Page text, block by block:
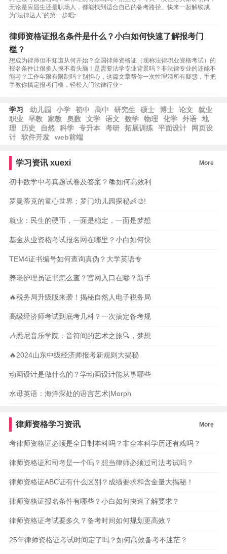
无论是应届生还是职场人，都能找到适合自己的备考路径。快来一起解锁成
为“法律达人”的第一步吧~
律师资格证报名条件是什么？小白如何快速了解报考门
槛？
想成为律师但不知道从何开始？全国律师资格证（现称法律职业资格考试）的
报名条件让很多人摸不着头脑！是需要法学专业背景吗？非法律专业的还能不
能考？工作年限有限制吗？别担心，这篇文章帮你一次性理清所有疑惑，手把
手教你搞定报考门槛，轻松入门法律行业~
学习 幼儿园 小学 初中 高中 研究生 硕士 博士 论文
就业
职业
早教 家教 奥数 文学 语文 数学 物理 化学 外语
地
理
历史 自然 科学 专升本 考研 拓展训练 平面设计
网页设
计
软件开发 web前端
学习资讯 xuexi More
初中数学中考真题试卷及答案？📚如何高效利
罗曼蒂克的童心世界：罗门幼儿园探秘👶🎨!
就业：民生的硬币，一面是稳定，一面是梦想
基金从业资格考试报名网在哪里？小白如何快
TEM4证书编号如何查询真伪？大学英语专
养老护理员证书怎么查？官网入口在哪？新手
🔥税务局升级版来袭！揭秘自然人电子税务局
高级经济师考试到底考几科？一次搞定备考规
🎶悉尼音乐学院：音符间的艺术之旅🔍，梦想
🔥2024山东中级经济师报考新规则大揭秘
动画设计是做什么的？学动画设计能从事哪些
水母英语：海洋深处的语言艺术|Morph
律师资格学习资讯 More
考律师资格证必须是全日制本科吗？非全本科学历还有戏吗？
律师资格证和司考是一个吗？想当律师必须过司法考试吗？
律师资格证ABC证有什么区别？成绩要求和含金量大揭秘！
律师资格证报名条件有哪些？小白如何快速了解要求？
律师资格证考试要多久？备考时间如何规划更高效？
25年律师资格证考试时间定了吗？如何高效备考不迷茫？